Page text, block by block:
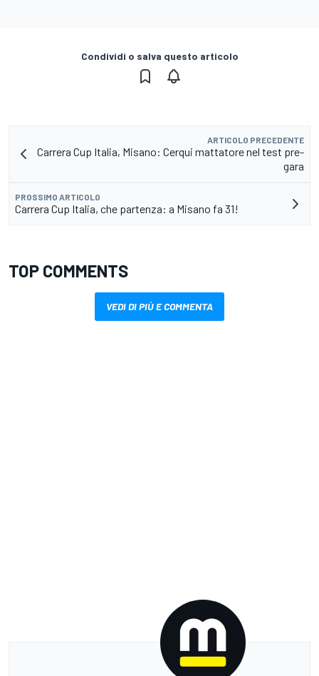
Condividi o salva questo articolo
ARTICOLO PRECEDENTE
Carrera Cup Italia, Misano: Cerqui mattatore nel test pre-
gara
PROSSIMO ARTICOLO
Carrera Cup Italia, che partenza: a Misano fa 31!
TOP COMMENTS
VEDI DI PIÙ E COMMENTA